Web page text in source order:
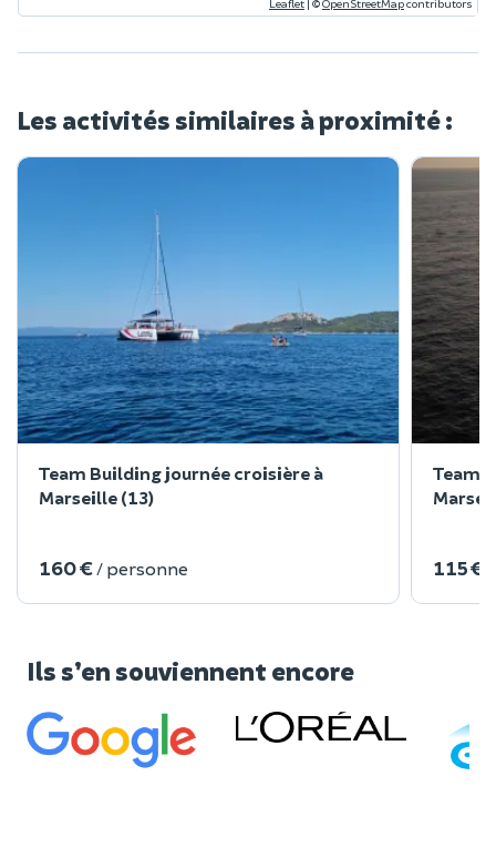
Leaflet ©OpenStreetMapcontributors
Les activités similaires à proximité :
Team Building journée croisière à
Marseille (13)
160 € / personne
Team
115 €
Ils s’en souviennent encore